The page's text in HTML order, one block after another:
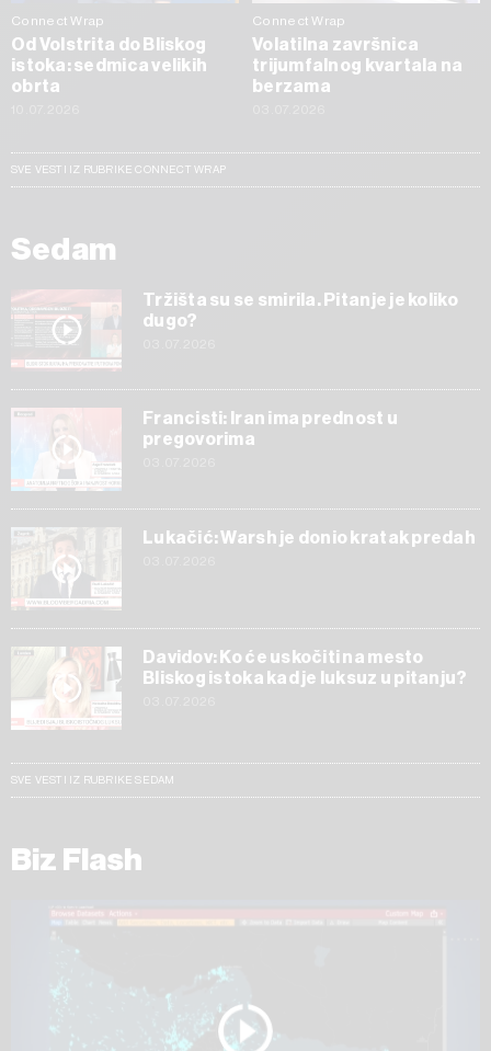
Connect Wrap
Od Volstrita do Bliskog
istoka: sedmica velikih
obrta
Connect Wrap
Volatilna završnica
trijumfalnog kvartala na
berzama
SVE VESTI IZ RUBRIKE CONNECT WRAP
Sedam
Tržišta su se smirila. Pitanje je koliko
dugo?
Francisti: Iran ima prednost u
pregovorima
Lukačić: Warsh je donio kratak predah
Davidov: Ko će uskočiti na mesto
Bliskog istoka kad je luksuz u pitanju?
SVE VESTI IZ RUBRIKE SEDAM
Biz Flash